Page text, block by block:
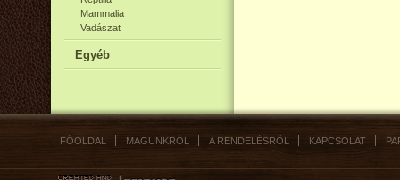
Mammalia
Vadászat
Egyéb
FŐOLDAL MAGUNKRÓL A RENDELÉSRŐL KAPCSOLAT